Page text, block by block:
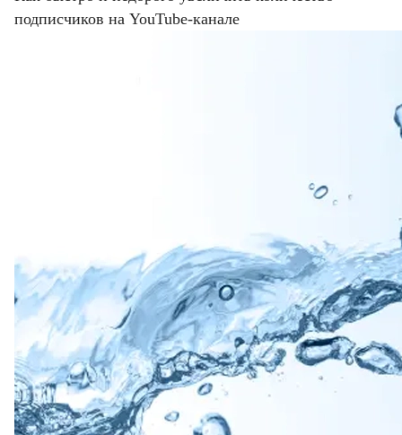
подписчиков на YouTube-канале